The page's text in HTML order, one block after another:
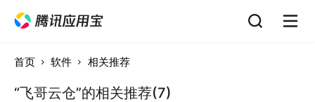
首页 软件 相关推荐
“飞哥云仓”的相关推荐(7)